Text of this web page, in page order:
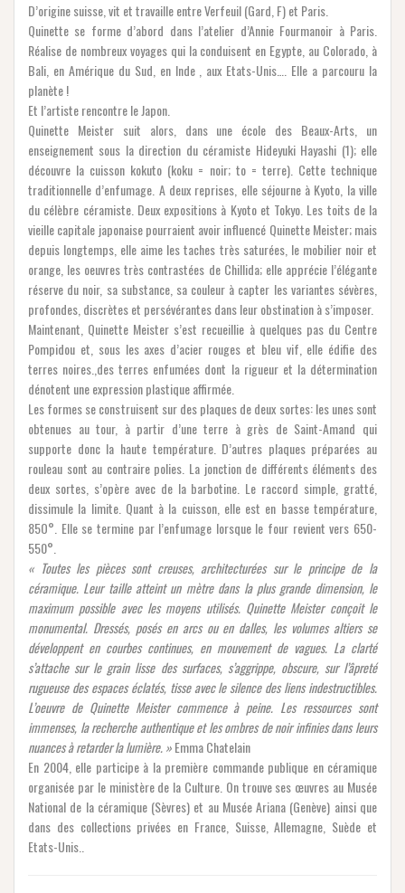
D’origine suisse, vit et travaille entre Verfeuil (Gard, F) et Paris.
Quinette se forme d’abord dans l’atelier d’Annie Fourmanoir à Paris.
Réalise de nombreux voyages qui la conduisent en Egypte, au Colorado, à
Bali, en Amérique du Sud, en Inde , aux Etats-Unis…. Elle a parcouru la
planète !
Et l’artiste rencontre le Japon.
Quinette Meister suit alors, dans une école des Beaux-Arts, un
enseignement sous la direction du céramiste Hideyuki Hayashi (1); elle
découvre la cuisson kokuto (koku = noir; to = terre). Cette technique
traditionnelle d’enfumage. A deux reprises, elle séjourne à Kyoto, la ville
du célèbre céramiste. Deux expositions à Kyoto et Tokyo. Les toits de la
vieille capitale japonaise pourraient avoir influencé Quinette Meister; mais
depuis longtemps, elle aime les taches très saturées, le mobilier noir et
orange, les oeuvres très contrastées de Chillida; elle apprécie l’élégante
réserve du noir, sa substance, sa couleur à capter les variantes sévères,
profondes, discrètes et persévérantes dans leur obstination à s’imposer.
Maintenant, Quinette Meister s’est recueillie à quelques pas du Centre
Pompidou et, sous les axes d’acier rouges et bleu vif, elle édifie des
terres noires.,des terres enfumées dont la rigueur et la détermination
dénotent une expression plastique affirmée.
Les formes se construisent sur des plaques de deux sortes: les unes sont
obtenues au tour, à partir d’une terre à grès de Saint-Amand qui
supporte donc la haute température. D’autres plaques préparées au
rouleau sont au contraire polies. La jonction de différents éléments des
deux sortes, s’opère avec de la barbotine. Le raccord simple, gratté,
dissimule la limite. Quant à la cuisson, elle est en basse température,
85O°. Elle se termine par l’enfumage lorsque le four revient vers 650-
550°.
« Toutes les pièces sont creuses, architecturées sur le principe de la
céramique. Leur taille atteint un mètre dans la plus grande dimension, le
maximum possible avec les moyens utilisés. Quinette Meister conçoit le
monumental. Dressés, posés en arcs ou en dalles, les volumes altiers se
développent en courbes continues, en mouvement de vagues. La clarté
s’attache sur le grain lisse des surfaces, s’aggrippe, obscure, sur l’âpreté
rugueuse des espaces éclatés, tisse avec le silence des liens indestructibles.
L’oeuvre de Quinette Meister commence à peine. Les ressources sont
immenses, la recherche authentique et les ombres de noir infinies dans leurs
nuances à retarder la lumière. »Emma Chatelain
En 2004, elle participe à la première commande publique en céramique
organisée par le ministère de la Culture. On trouve ses œuvres au Musée
National de la céramique (Sèvres) et au Musée Ariana (Genève) ainsi que
dans des collections privées en France, Suisse, Allemagne, Suède et
Etats-Unis..